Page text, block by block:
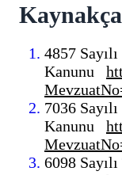
Kaynakça
4857 Sayılı
Kanunu
7036
Kanunu
6098